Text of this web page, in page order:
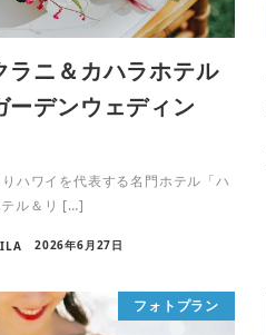
ラニ＆カハラホテル
ーデンウェディン
ハワイを代表する名門ホテル「ハ
テル＆リ […]
2026年6月27日
フォトプラン